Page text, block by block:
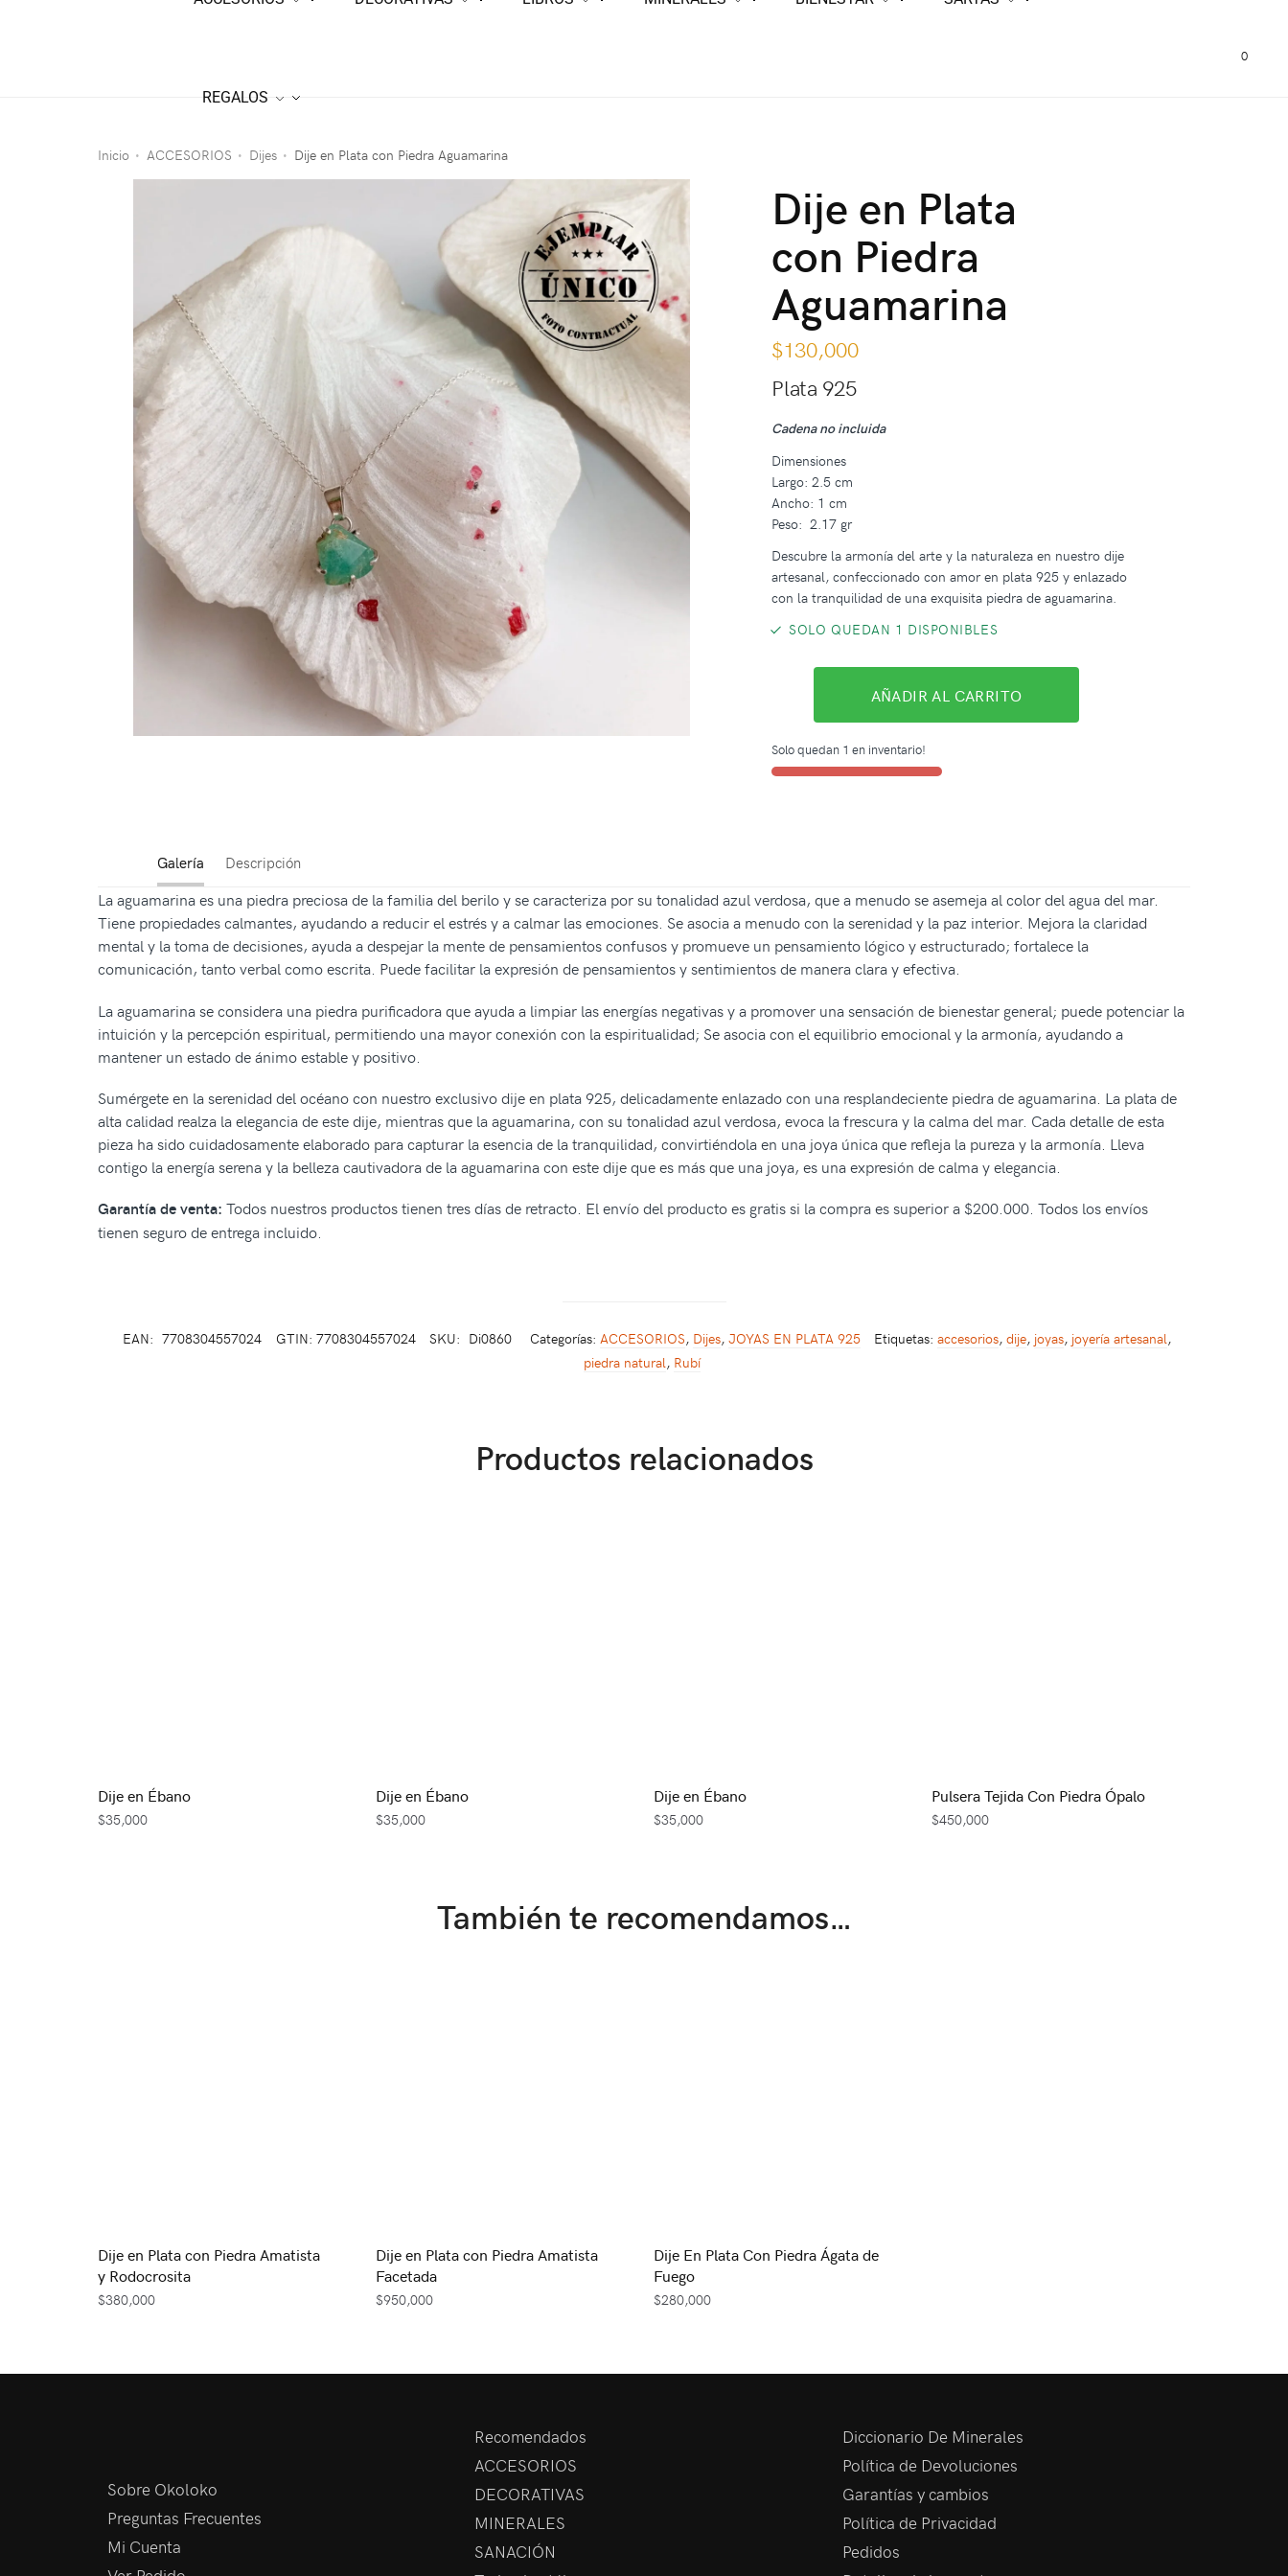
REGALOS
0
Inicio • ACCESORIOS • Dijes • Dije en Plata con Piedra Aguamarina
Dije en Plata
con Piedra
Aguamarina
$130,000
Plata 925
Cadena no incluida
Dimensiones
Largo: 2.5 cm
Ancho: 1 cm
Peso: 2.17 gr
Descubre la armonía del arte y la naturaleza en nuestro dije
artesanal, confeccionado con amor en plata 925 y enlazado
con la tranquilidad de una exquisita piedra de aguamarina.
SOLO QUEDAN 1 DISPONIBLES
AÑADIR AL CARRITO
Solo quedan 1 en inventario!
Galería Descripción
La aguamarina es una piedra preciosa de la familia del berilo y se caracteriza por su tonalidad azul verdosa, que a menudo se asemeja al color del agua del mar.
Tiene propiedades calmantes, ayudando a reducir el estrés y a calmar las emociones. Se asocia a menudo con la serenidad y la paz interior. Mejora la claridad
mental y la toma de decisiones, ayuda a despejar la mente de pensamientos confusos y promueve un pensamiento lógico y estructurado; fortalece la
comunicación, tanto verbal como escrita. Puede facilitar la expresión de pensamientos y sentimientos de manera clara y efectiva.
La aguamarina se considera una piedra purificadora que ayuda a limpiar las energías negativas y a promover una sensación de bienestar general; puede potenciar la
intuición y la percepción espiritual, permitiendo una mayor conexión con la espiritualidad; Se asocia con el equilibrio emocional y la armonía, ayudando a
mantener un estado de ánimo estable y positivo.
Sumérgete en la serenidad del océano con nuestro exclusivo dije en plata 925, delicadamente enlazado con una resplandeciente piedra de aguamarina. La plata de
alta calidad realza la elegancia de este dije, mientras que la aguamarina, con su tonalidad azul verdosa, evoca la frescura y la calma del mar. Cada detalle de esta
pieza ha sido cuidadosamente elaborado para capturar la esencia de la tranquilidad, convirtiéndola en una joya única que refleja la pureza y la armonía. Lleva
contigo la energía serena y la belleza cautivadora de la aguamarina con este dije que es más que una joya, es una expresión de calma y elegancia.
Garantía de venta: Todos nuestros productos tienen tres días de retracto. El envío del producto es gratis si la compra es superior a $200.000. Todos los envíos
tienen seguro de entrega incluido.
EAN: 7708304557024 GTIN: 7708304557024 SKU: Di0860 Categorías: ACCESORIOS, Dijes, JOYAS EN PLATA 925 Etiquetas: accesorios, dije, joyas, joyería artesanal,
piedra natural, Rubí
Productos relacionados
Dije en Ébano
$35,000
Dije en Ébano
$35,000
Dije en Ébano
$35,000
Pulsera Tejida Con Piedra Ópalo
$450,000
También te recomendamos…
Dije en Plata con Piedra Amatista
y Rodocrosita
$380,000
Dije en Plata con Piedra Amatista
Facetada
$950,000
Dije En Plata Con Piedra Ágata de
Fuego
$280,000
Sobre Okoloko
Preguntas Frecuentes
Mi Cuenta
Recomendados
ACCESORIOS
DECORATIVAS
MINERALES
SANACIÓN
Diccionario De Minerales
Política de Devoluciones
Garantías y cambios
Política de Privacidad
Pedidos